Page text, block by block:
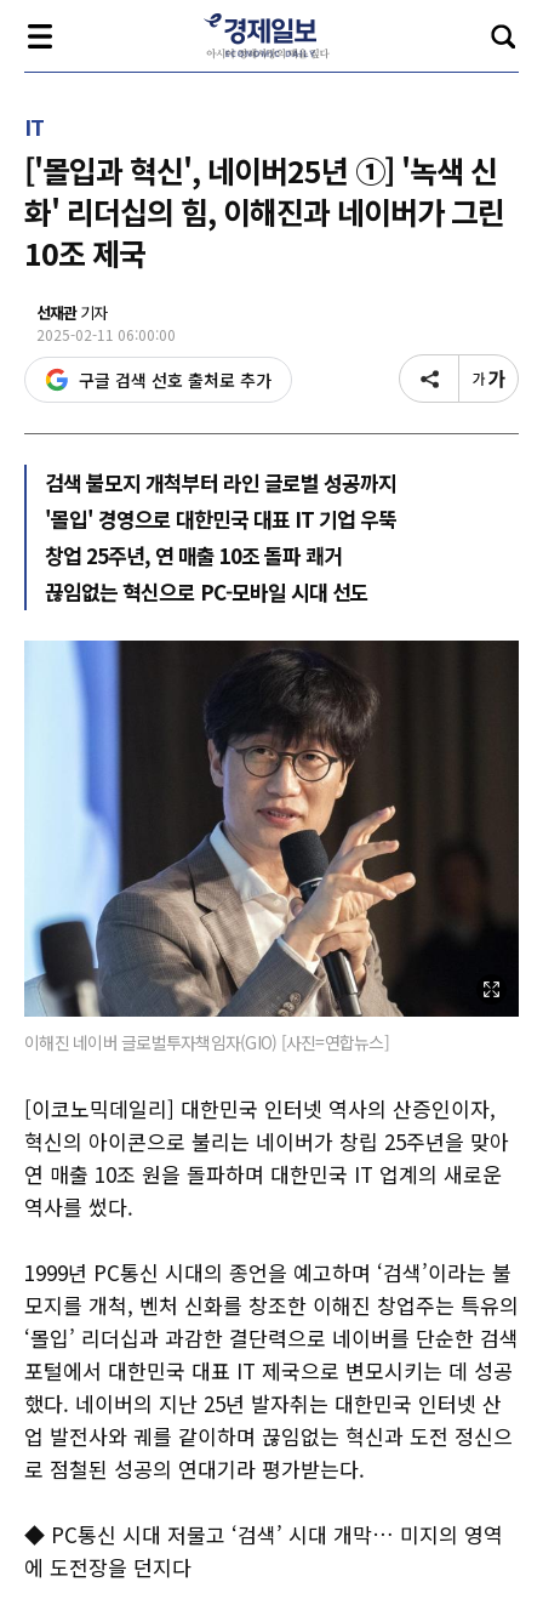
IT
['몰입과 혁신', 네이버25년 ①] '녹색 신
화' 리더십의 힘, 이해진과 네이버가 그린
10조 제국
선재관기자
2025-02-11 06:00:00
구글 검색 선호 출처로 추가
검색 불모지 개척부터 라인 글로벌 성공까지
'몰입' 경영으로 대한민국 대표 IT 기업 우뚝
창업 25주년, 연 매출 10조 돌파 쾌거
끊임없는 혁신으로 PC-모바일 시대 선도
이해진 네이버 글로벌투자책임자(GIO) [사진=연합뉴스]
[이코노믹데일리] 대한민국 인터넷 역사의 산증인이자,
혁신의 아이콘으로 불리는 네이버가 창립 25주년을 맞아
연 매출 10조 원을 돌파하며 대한민국 IT 업계의 새로운
역사를 썼다.
1999년 PC통신 시대의 종언을 예고하며 ‘검색’이라는 불
모지를 개척, 벤처 신화를 창조한 이해진 창업주는 특유의
‘몰입’ 리더십과 과감한 결단력으로 네이버를 단순한 검색
포털에서 대한민국 대표 IT 제국으로 변모시키는 데 성공
했다. 네이버의 지난 25년 발자취는 대한민국 인터넷 산
업 발전사와 궤를 같이하며 끊임없는 혁신과 도전 정신으
로 점철된 성공의 연대기라 평가받는다.
◆ PC통신 시대 저물고 ‘검색’ 시대 개막… 미지의 영역
에 도전장을 던지다